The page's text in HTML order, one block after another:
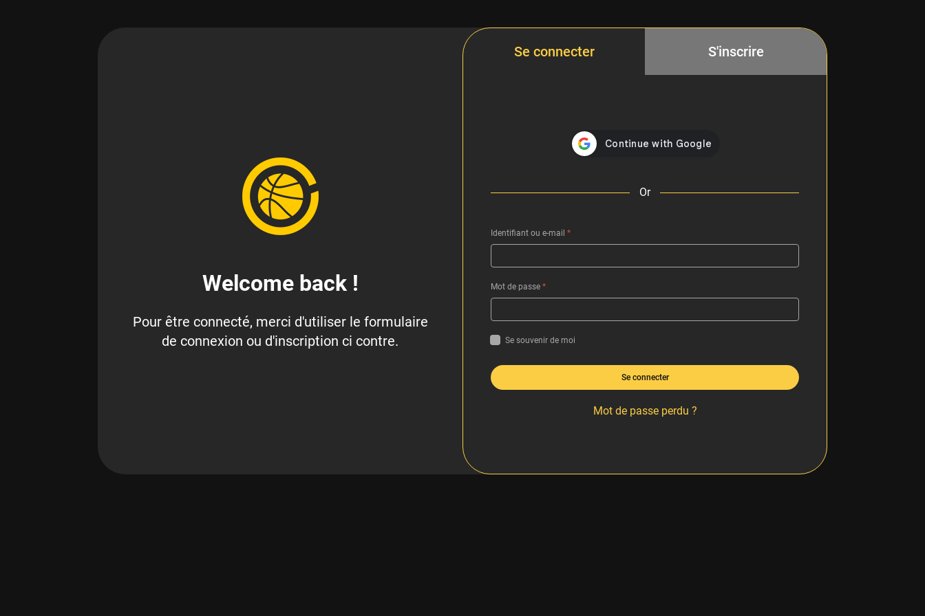
Welcome back !
Pour être connecté, merci d'utiliser le formulaire
de connexion ou d'inscription ci contre.
Se connecter S'inscrire
Or
Identifiant ou e-mail *
Mot de passe *
Se souvenir de moi
Se connecter
Mot de passe perdu ?